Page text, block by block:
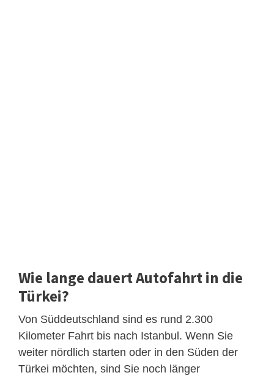
Wie lange dauert Autofahrt in die
Türkei?
Von Süddeutschland sind es rund 2.300
Kilometer Fahrt bis nach Istanbul. Wenn Sie
weiter nördlich starten oder in den Süden der
Türkei möchten, sind Sie noch länger